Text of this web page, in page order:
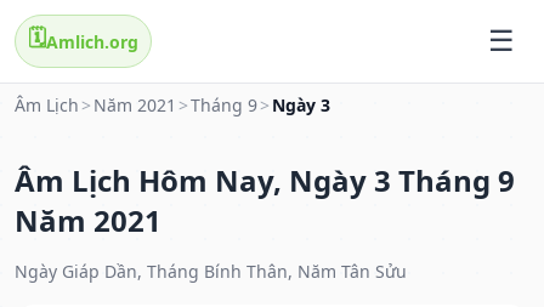
🗓️Amlich.org
Âm Lịch > Năm 2021 >Tháng 9> Ngày 3
Âm Lịch Hôm Nay, Ngày 3 Tháng 9
Năm 2021
Ngày Giáp Dần, Tháng Bính Thân, Năm Tân Sửu